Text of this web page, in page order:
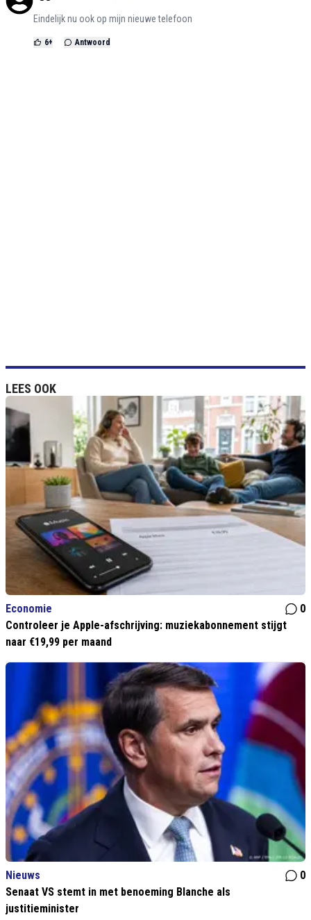
Eindelijk nu ook op mijn nieuwe telefoon
6+ Antwoord
LEES OOK
Economie
0
Controleer je Apple-afschrijving: muziekabonnement stijgt
naar €19,99 per maand
Nieuws
0
Senaat VS stemt in met benoeming Blanche als
justitieminister